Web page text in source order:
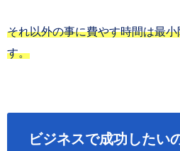
それ以外の事に費やす時間は最
す。
ビジネスで成功したい